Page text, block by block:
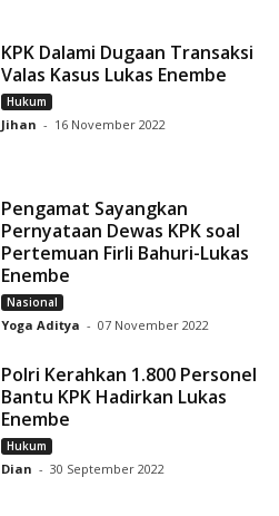
KPK Dalami Dugaan Transaksi
Valas Kasus Lukas Enembe
Hukum
Jihan - 16 November 2022
Pengamat Sayangkan
Pernyataan Dewas KPK soal
Pertemuan Firli Bahuri-Lukas
Enembe
Nasional
Yoga Aditya - 07 November 2022
Polri Kerahkan 1.800 Personel
Bantu KPK Hadirkan Lukas
Enembe
Hukum
Dian - 30 September 2022